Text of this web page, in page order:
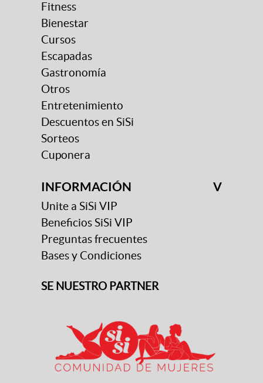
Fitness
Bienestar
Cursos
Escapadas
Gastronomía
Otros
Entretenimiento
Descuentos en SiSi
Sorteos
Cuponera
INFORMACIÓN V
Unite a SiSi VIP
Beneficios SiSi VIP
Preguntas frecuentes
Bases y Condiciones
SE NUESTRO PARTNER